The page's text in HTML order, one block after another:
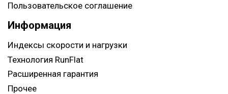
Пользовательское соглашение
Информация
Индексы скорости и нагрузки
Технология RunFlat
Расширенная гарантия
Прочее